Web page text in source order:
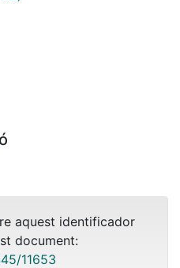
aquest identificador
document:
11653